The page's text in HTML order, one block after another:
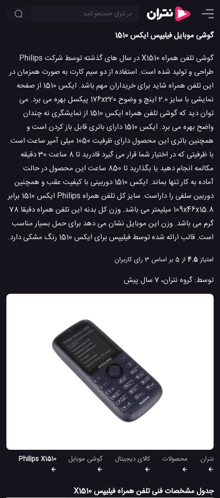
گوشی موبایل فیلیپس ایکس 1510
گوشی تلفن همراه X1510 در سال های گذشته توسط شرکت Philips
طراحی و تولید شده است. استفاده از دو سیم کارت به صورت همزمان در
این تلفن همراه شاید برای خریداران مهم باشد. ایکس 1510 از صفحه
نمایشی با سایز 2.0 اینچ و وضوح 176x220 پیکسل بهره می برد. می
توان دید که گوشی تلفن همراه ایکس 1510 از نمایشگری نه چندان
واضح بهره می برد. ایکس 1510 دارای باتری قابل باز کردن است و
همچنین باتری این محصول دارای ظرفیت 1050 میلی آمپر ساعت است.
با ظرفیتی که در اختیار شما قرار می گیرد قادرید تا 8 ساعت 30 دقیقه
مکالمه انجام دهید یا بگذارید تا 850 ساعت این محصول در حالت
آماده به کار تنها بماند. ایکس 1510 دوربینی با کیفیت عقب و همچنین
دوربین سلفی را داراست. سایز کل تلفن همراه Philips ایکس 1510 برابر
109x46x15.8 میلیمتر می باشد. وزن کل بدنه این تلفن همراه دقیقا 78
گرم می باشد. وزن این موبایل نشان می دهد برای حمل بسیار مناسب
است. قالب ارائه شده توسط فیلیپس برای ایکس 1510 رنگ مشکی دارد.
امتیاز4.5 از 5 بر اساس 3 رای کاربران
توسط: گروه نتران، 7 سال پیش
نتران محصولات کالای دیجیتال گوشی موبایل Philips X1510
جدول مشخصات فنی تلفن همراه فیلیپس X1510